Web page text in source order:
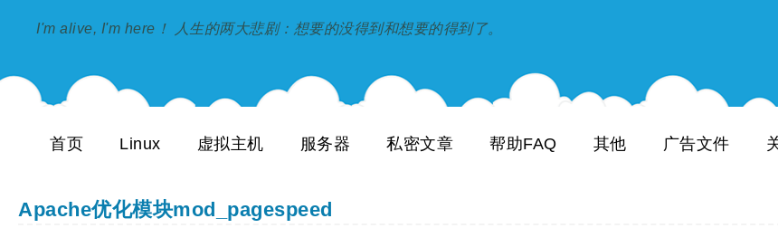
I'm alive, I'm here！ 人生的两大悲剧：想要的没得到和想要的得到了。
首页 Linux 虚拟主机 服务器 私密文章 帮助FAQ 其他 广告文件
Apache优化模块mod_pagespeed